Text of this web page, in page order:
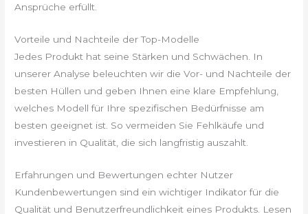
Ansprüche erfüllt.
Vorteile und Nachteile der Top-Modelle
Jedes Produkt hat seine Stärken und Schwächen. In
unserer Analyse beleuchten wir die Vor- und Nachteile der
besten Hüllen und geben Ihnen eine klare Empfehlung,
welches Modell für Ihre spezifischen Bedürfnisse am
besten geeignet ist. So vermeiden Sie Fehlkäufe und
investieren in Qualität, die sich langfristig auszahlt.
Erfahrungen und Bewertungen echter Nutzer
Kundenbewertungen sind ein wichtiger Indikator für die
Qualität und Benutzerfreundlichkeit eines Produkts. Lesen